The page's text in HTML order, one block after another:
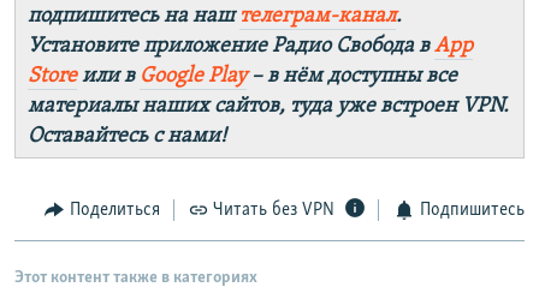
подпишитесь на наш телеграм-канал.
Установите приложение Радио Свобода вApp
Storeили в Google Play– в нём доступны все
материалы наших сайтов, туда уже встроен VPN.
Оставайтесь с нами!
Поделиться Читать без VPN Подпишитесь
Этот контент также в категориях